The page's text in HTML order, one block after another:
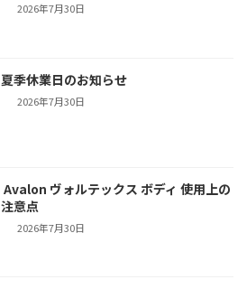
2026年7月30日
夏季休業日のお知らせ
2026年7月30日
Avalon ヴォルテックス ボディ 使用上の
注意点
2026年7月30日